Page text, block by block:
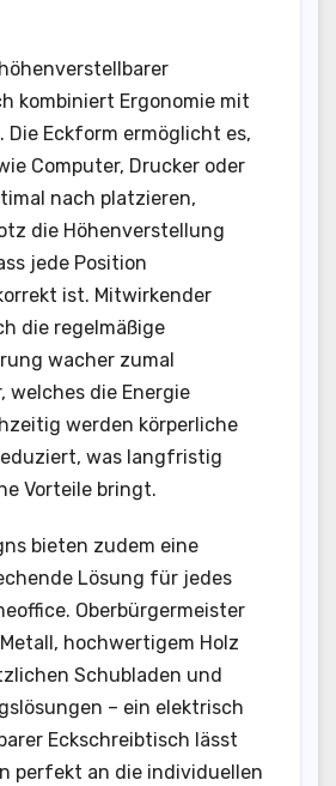
kombiniert Ergonomie mit
Die Eckform ermöglicht es,
Computer, Drucker oder
nach platzieren,
die Höhenverstellung
jede Position
ist. Mitwirkender
die regelmäßige
wacher zumal
welches die Energie
werden körperliche
was langfristig
Vorteile bringt.
bieten zudem eine
Lösung für jedes
Oberbürgermeister
hochwertigem Holz
Schubladen und
– ein elektrisch
Eckschreibtisch lässt
perfekt an die individuellen